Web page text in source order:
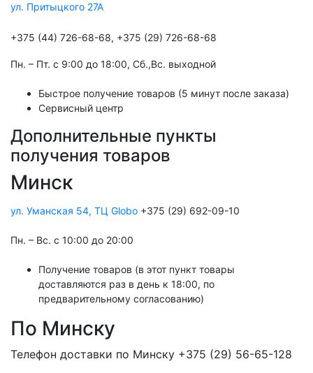
ул. Притыцкого 27А
+375 (44) 726-68-68, +375 (29) 726-68-68
Пн. – Пт. с 9:00 до 18:00, Cб.,Вс. выходной
Быстрое получение товаров (5 минут после заказа)
Сервисный центр
Дополнительные пункты
получения товаров
Минск
ул. Уманская 54, ТЦ Globo +375 (29) 692-09-10
Пн. – Вс. с 10:00 до 20:00
Получение товаров (в этот пункт товары
доставляются раз в день к 18:00, по
предварительному согласованию)
По Минску
Телефон доставки по Минску +375 (29) 56-65-128